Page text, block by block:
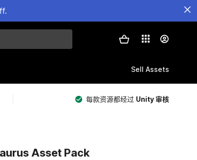
Sell Assets
每款资源都经过 Unity 审核
Asset Pack